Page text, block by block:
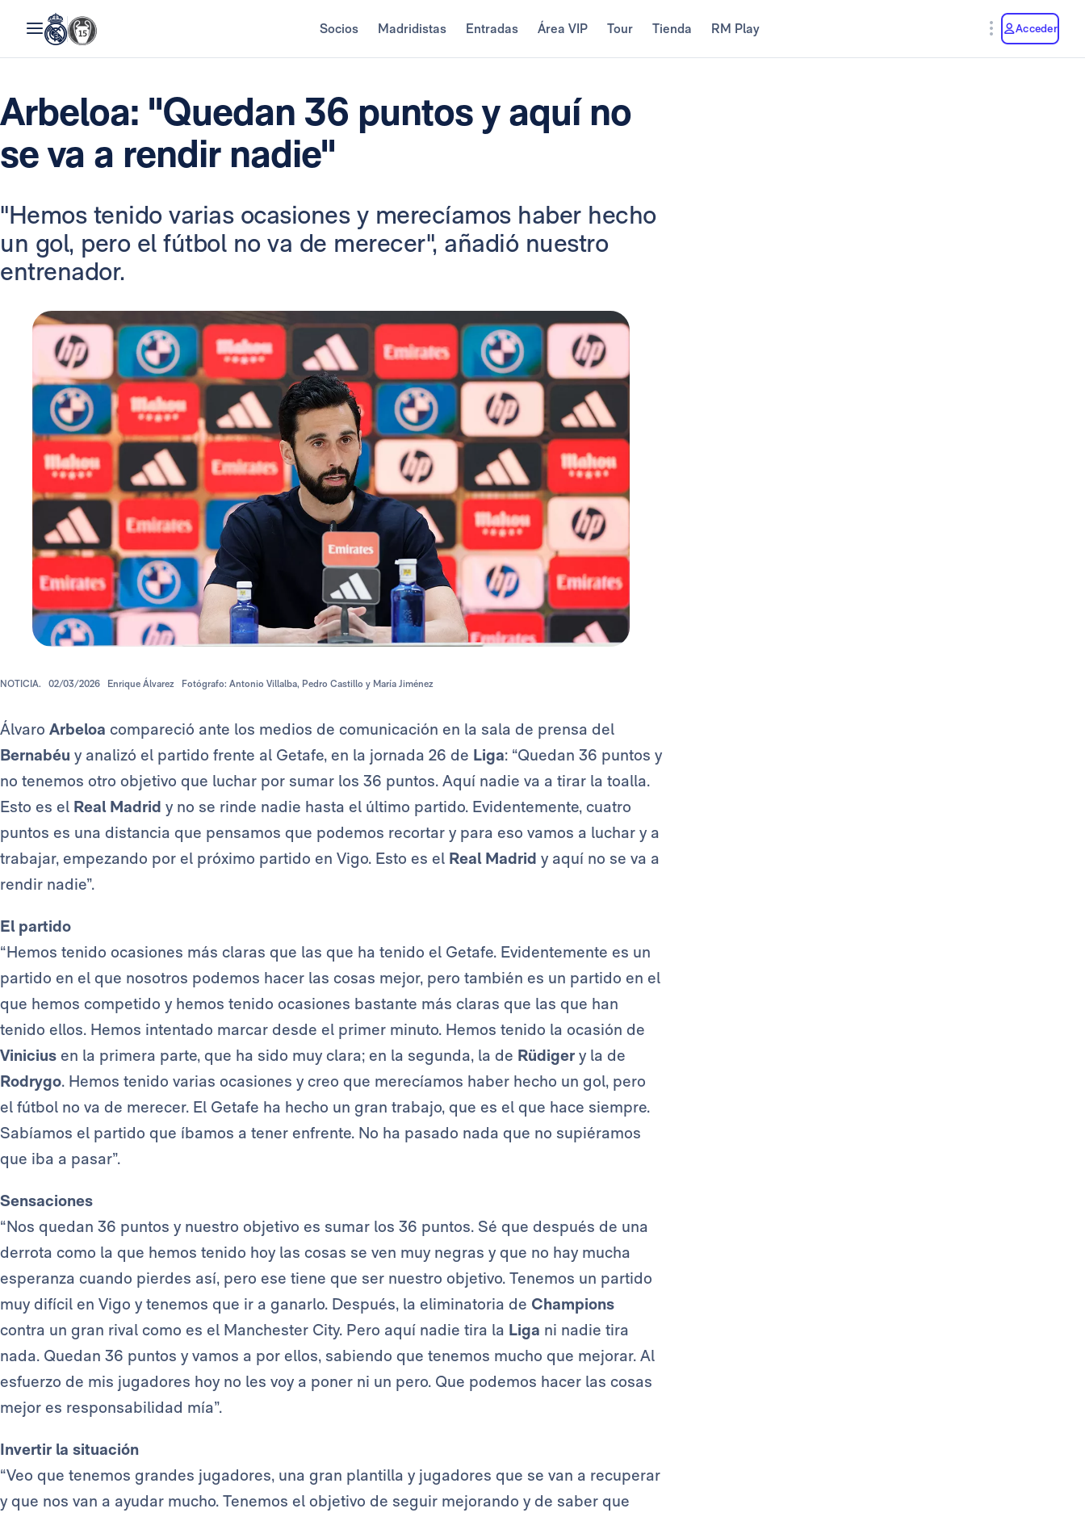
Socios Madridistas Entradas Área VIP Tour Tienda RM Play Acceder
Arbeloa: "Quedan 36 puntos y aquí no
se va a rendir nadie"
"Hemos tenido varias ocasiones y merecíamos haber hecho
un gol, pero el fútbol no va de merecer", añadió nuestro
entrenador.
NOTICIA. 02/03/2026 Enrique Álvarez Fotógrafo: Antonio Villalba, Pedro Castillo y María Jiménez
Álvaro Arbeloa compareció ante los medios de comunicación en la sala de prensa del
Bernabéu y analizó el partido frente al Getafe, en la jornada 26 de Liga: “Quedan 36 puntos y
no tenemos otro objetivo que luchar por sumar los 36 puntos. Aquí nadie va a tirar la toalla.
Esto es el Real Madrid y no se rinde nadie hasta el último partido. Evidentemente, cuatro
puntos es una distancia que pensamos que podemos recortar y para eso vamos a luchar y a
trabajar, empezando por el próximo partido en Vigo. Esto es el Real Madrid y aquí no se va a
rendir nadie”.
El partido
“Hemos tenido ocasiones más claras que las que ha tenido el Getafe. Evidentemente es un
partido en el que nosotros podemos hacer las cosas mejor, pero también es un partido en el
que hemos competido y hemos tenido ocasiones bastante más claras que las que han
tenido ellos. Hemos intentado marcar desde el primer minuto. Hemos tenido la ocasión de
Vinicius en la primera parte, que ha sido muy clara; en la segunda, la de Rüdiger y la de
Rodrygo. Hemos tenido varias ocasiones y creo que merecíamos haber hecho un gol, pero
el fútbol no va de merecer. El Getafe ha hecho un gran trabajo, que es el que hace siempre.
Sabíamos el partido que íbamos a tener enfrente. No ha pasado nada que no supiéramos
que iba a pasar”.
Sensaciones
“Nos quedan 36 puntos y nuestro objetivo es sumar los 36 puntos. Sé que después de una
derrota como la que hemos tenido hoy las cosas se ven muy negras y que no hay mucha
esperanza cuando pierdes así, pero ese tiene que ser nuestro objetivo. Tenemos un partido
muy difícil en Vigo y tenemos que ir a ganarlo. Después, la eliminatoria de Champions
contra un gran rival como es el Manchester City. Pero aquí nadie tira la Liga ni nadie tira
nada. Quedan 36 puntos y vamos a por ellos, sabiendo que tenemos mucho que mejorar. Al
esfuerzo de mis jugadores hoy no les voy a poner ni un pero. Que podemos hacer las cosas
mejor es responsabilidad mía”.
Invertir la situación
“Veo que tenemos grandes jugadores, una gran plantilla y jugadores que se van a recuperar
y que nos van a ayudar mucho. Tenemos el objetivo de seguir mejorando y de saber que